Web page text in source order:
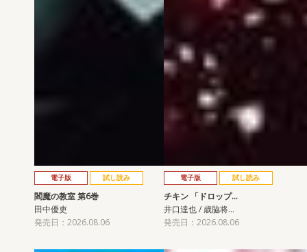
電子版 試し読み
閻魔の教室 第6巻
田中優吏
発売日：2026.08.06
電子版 試し読み
チキン 「ドロップ…
井口達也 / 歳脇将…
発売日：2026.08.06